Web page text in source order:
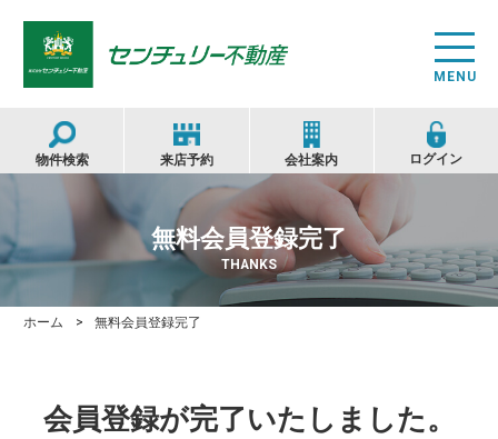
物件検索
買いたい方へ
無料会員登録完了
THANKS
ホーム 無料会員登録完了
会員登録が完了いたしました。